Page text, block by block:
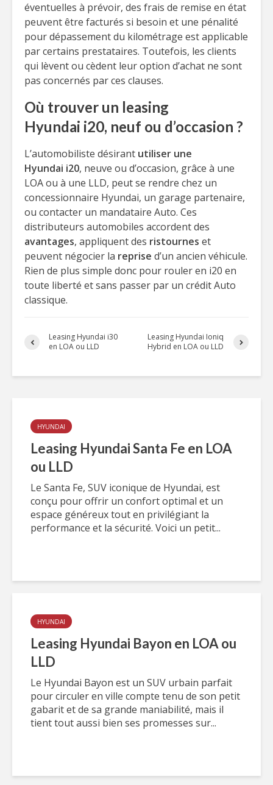
éventuelles à prévoir, des frais de remise en état
peuvent être facturés si besoin et une pénalité
pour dépassement du kilométrage est applicable
par certains prestataires. Toutefois, les clients
qui lèvent ou cèdent leur option d’achat ne sont
pas concernés par ces clauses.
Où trouver un leasing
Hyundai i20, neuf ou d’occasion ?
L’automobiliste désirant utiliser une
Hyundai i20, neuve ou d’occasion, grâce à une
LOA ou à une LLD, peut se rendre chez un
concessionnaire Hyundai, un garage partenaire,
ou contacter un mandataire Auto. Ces
distributeurs automobiles accordent des
avantages, appliquent des ristournes et
peuvent négocier la reprise d’un ancien véhicule.
Rien de plus simple donc pour rouler en i20 en
toute liberté et sans passer par un crédit Auto
classique.
Leasing Hyundai i30
en LOA ou LLD
Leasing Hyundai Ioniq
Hybrid en LOA ou LLD
HYUNDAI
Leasing Hyundai Santa Fe en LOA
ou LLD
Le Santa Fe, SUV iconique de Hyundai, est
conçu pour offrir un confort optimal et un
espace généreux tout en privilégiant la
performance et la sécurité. Voici un petit...
HYUNDAI
Leasing Hyundai Bayon en LOA ou
LLD
Le Hyundai Bayon est un SUV urbain parfait
pour circuler en ville compte tenu de son petit
gabarit et de sa grande maniabilité, mais il
tient tout aussi bien ses promesses sur...